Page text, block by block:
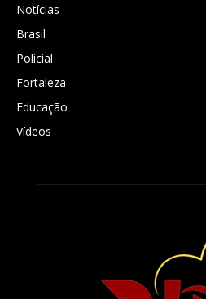
Notícias
Brasil
Policial
Fortaleza
Educação
Vídeos